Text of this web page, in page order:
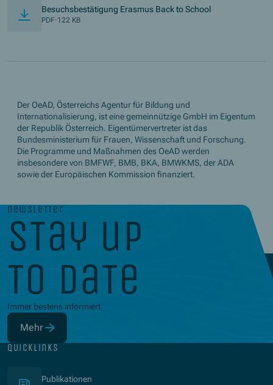
Besuchsbestätigung Erasmus Back to School
PDF·122 KB
Der OeAD, Österreichs Agentur für Bildung und
Internationalisierung, ist eine gemeinnützige GmbH im Eigentum
der Republik Österreich. Eigentümervertreter ist das
Bundesministerium für Frauen, Wissenschaft und Forschung.
Die Programme und Maßnahmen des OeAD werden
insbesondere von BMFWF, BMB, BKA, BMWKMS, der ADA
sowie der Europäischen Kommission finanziert.
newsletter
stay up
to date
Immer bestens informiert.
Mehr
(Öffnet in neuem Fenster)
quicklinks
Publikationen